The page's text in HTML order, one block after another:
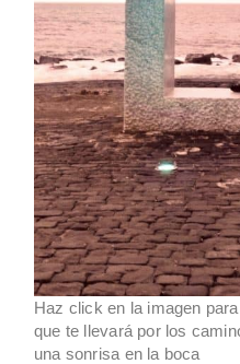
Haz click en la imagen
que te llevará por los
una sonrisa en la boca